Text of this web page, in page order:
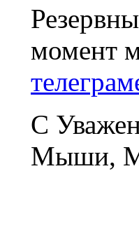
момент
С
Мыши,